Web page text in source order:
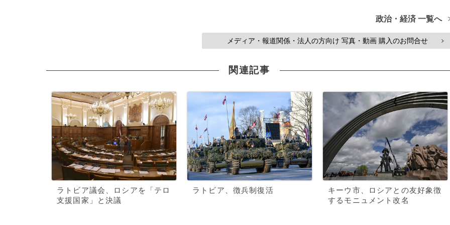
政治・経済 一覧へ
メディア・報道関係・法人の方向け 写真・動画 購入のお問合せ >
関連記事
ラトビア議会、ロシアを「テロ
支援国家」と決議
ラトビア、徴兵制復活
キーウ市、ロシアとの友好象徴
するモニュメント改名